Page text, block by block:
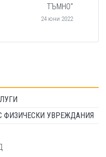
ТЪМНО“
24 юни 2022
УВРЕЖДАНИЯ